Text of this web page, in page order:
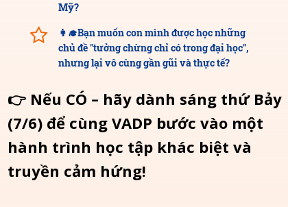
Mỹ?
👩‍🎓Bạn muốn con mình được học những
chủ đề "tưởng chừng chỉ có trong đại học",
nhưng lại vô cùng gần gũi và thực tế?
👉 Nếu CÓ – hãy dành sáng thứ Bảy
(7/6) để cùng VADP bước vào một
hành trình học tập khác biệt và
truyền cảm hứng!